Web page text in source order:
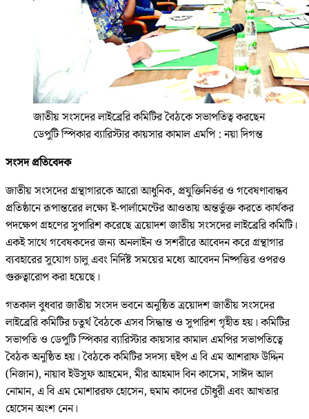
জাতীয় সংসদের লাইব্রেরি কমিটির বৈঠকে সভাপতিত্ব করছেন
ডেপুটি স্পিকার ব্যারিস্টার কায়সার কামাল এমপি : নয়া দিগন্ত
সংসদ প্রতিবেদক
জাতীয় সংসদের গ্রন্থাগারকে আরো আধুনিক, প্রযুক্তিনির্ভর ও গবেষণাবান্ধব
প্রতিষ্ঠানে রূপান্তরের লক্ষ্যে ই-পার্লামেন্টের আওতায় অন্তর্ভুক্ত করতে কার্যকর
পদক্ষেপ গ্রহণের সুপারিশ করেছে ত্রয়োদশ জাতীয় সংসদের লাইব্রেরি কমিটি।
একই সাথে গবেষকদের জন্য অনলাইন ও সশরীরে আবেদন করে গ্রন্থাগার
ব্যবহারের সুযোগ চালু এবং নির্দিষ্ট সময়ের মধ্যে আবেদন নিষ্পত্তির ওপরও
গুরুত্বারোপ করা হয়েছে।
গতকাল বুধবার জাতীয় সংসদ ভবনে অনুষ্ঠিত ত্রয়োদশ জাতীয় সংসদের
লাইব্রেরি কমিটির চতুর্থ বৈঠকে এসব সিদ্ধান্ত ও সুপারিশ গৃহীত হয়। কমিটির
সভাপতি ও ডেপুটি স্পিকার ব্যারিস্টার কায়সার কামাল এমপির সভাপতিত্বে
বৈঠক অনুষ্ঠিত হয়। বৈঠকে কমিটির সদস্য হুইপ এ বি এম আশরাফ উদ্দিন
(নিজান), নায়াব ইউসুফ আহমেদ, মীর আহমাদ বিন কাসেম, সাঈদ আল
নোমান, এ বি এম মোশাররফ হোসেন, হুমাম কাদের চৌধুরী এবং আখতার
হোসেন অংশ নেন।